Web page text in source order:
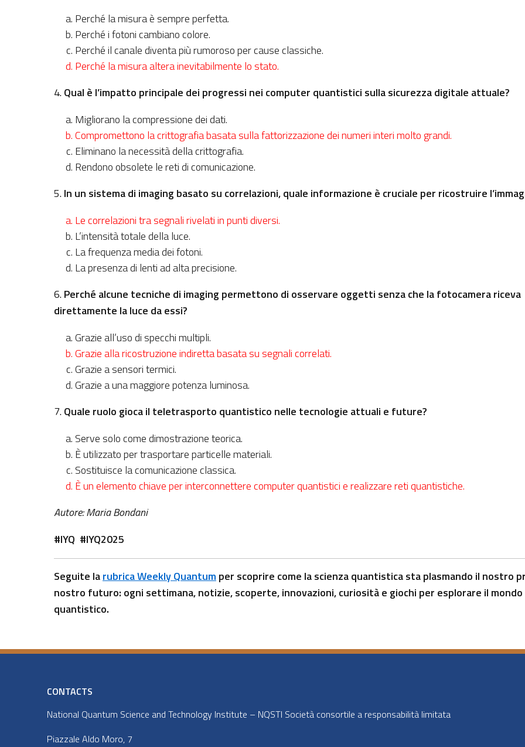
Perché la misura è sempre perfetta.
Perché i fotoni cambiano colore.
Perché il canale diventa più rumoroso per cause classiche.
Perché la misura altera inevitabilmente lo stato.
4.Qual è l’impatto principale dei progressi nei computer quantistici sulla sicurezza digitale attuale?
Migliorano la compressione dei dati.
Compromettono la crittografia basata sulla fattorizzazione dei numeri interi molto grandi.
Eliminano la necessità della crittografia.
Rendono obsolete le reti di comunicazione.
5.In un sistema di imaging basato su correlazioni, quale informazione è cruciale per ricostruire
Le correlazioni tra segnali rivelati in punti diversi.
L’intensità totale della luce.
La frequenza media dei fotoni.
La presenza di lenti ad alta precisione.
6.Perché alcune tecniche di imaging permettono di osservare oggetti senza che la fotocamera riceva
direttamente la luce da essi?
Grazie all’uso di specchi multipli.
Grazie alla ricostruzione indiretta basata su segnali correlati.
Grazie a sensori termici.
Grazie a una maggiore potenza luminosa.
7.Quale ruolo gioca il teletrasporto quantistico nelle tecnologie attuali e future?
Serve solo come dimostrazione teorica.
È utilizzato per trasportare particelle materiali.
Sostituisce la comunicazione classica.
È un elemento chiave per interconnettere computer quantistici e realizzare reti quantistiche.
Autore: Maria Bondani
#IYQ #IYQ2025
Seguite larubrica Weekly Quantum per scoprire come la scienza quantistica sta plasmando il nostro
nostro futuro: ogni settimana, notizie, scoperte, innovazioni, curiosità e giochi per esplorare il mondo
quantistico.
CONTACTS
National Quantum Science and Technology Institute – NQSTI Società consortile a responsabilità limitata
Piazzale Aldo Moro, 7